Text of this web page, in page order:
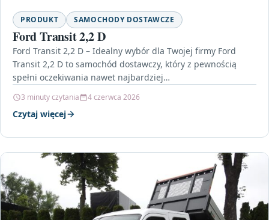
PRODUKT SAMOCHODY DOSTAWCZE
Ford Transit 2,2 D
Ford Transit 2,2 D – Idealny wybór dla Twojej firmy Ford
Transit 2,2 D to samochód dostawczy, który z pewnością
spełni oczekiwania nawet najbardziej…
3 minuty czytania 4 czerwca 2026
Czytaj więcej